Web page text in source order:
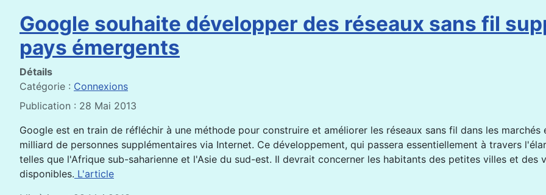
Google souhaite développer des réseaux sans fil
pays émergents
Détails
Catégorie : Connexions
Publication : 28 Mai 2013
Google est en train de réfléchir à une méthode pour construire et améliorer les réseaux sans fil dans les
milliard de personnes supplémentaires via Internet. Ce développement, qui passera essentiellement à travers
telles que l'Afrique sub-saharienne et l'Asie du sud-est. Il devrait concerner les habitants des petites villes et
disponibles. L'article